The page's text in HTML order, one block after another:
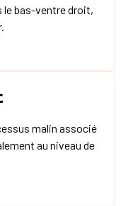
le bas-ventre droit,
malin associé
au niveau de